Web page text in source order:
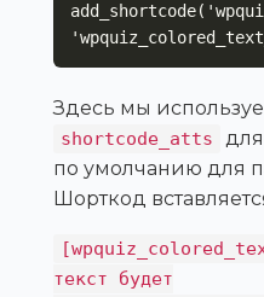
Здесь мы
shortcode_atts
по умолчанию для
Шорткод
текст будет